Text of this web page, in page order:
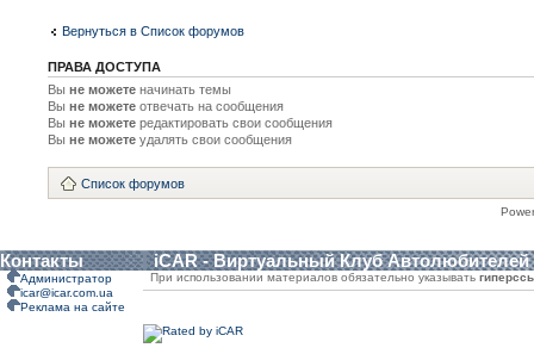
Вернуться в Список форумов
ПРАВА ДОСТУПА
Вы не можете начинать темы
Вы не можете отвечать на сообщения
Вы не можете редактировать свои сообщения
Вы не можете удалять свои сообщения
Список форумов
Контакты iCAR - Виртуальный Клуб Автолюбителей
Администратор
icar@icar.com.ua
Реклама на сайте
При использовании материалов обязательно указывать